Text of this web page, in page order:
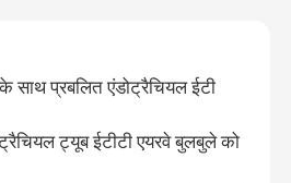
साथ प्रबलित एंडोट्रैचियल ईटी
ट्यूब ईटीटी एयरवे बुलबुले को